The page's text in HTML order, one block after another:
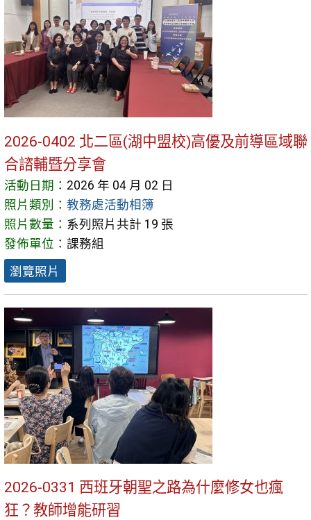
2026-0402 北二區(湖中盟校)高優及前導區域聯
合諮輔暨分享會
活動日期： 2026 年 04 月 02 日
照片類別： 教務處活動相簿
照片數量： 系列照片共計 19 張
發佈單位： 課務組
瀏覽照片
2026-0331 西班牙朝聖之路為什麼修女也瘋
狂？教師增能研習